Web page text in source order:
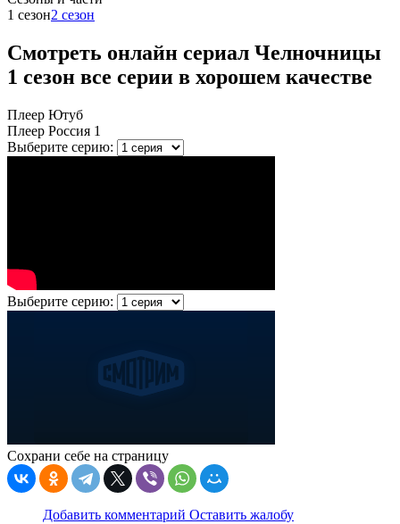
1 сезон2 сезон
Смотреть онлайн сериал Челночницы
1 сезон все серии в хорошем качестве
Плеер Ютуб
Плеер Россия 1
Выберите серию:
Выберите серию:
Сохрани себе на страницу
Добавить комментарий Оставить жалобу